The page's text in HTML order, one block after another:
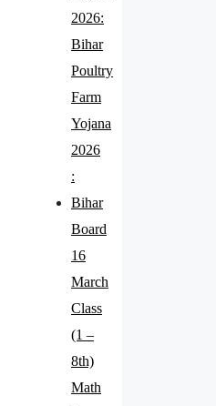
2026:
Bihar
Poultry
Farm
Yojana
2026
:
Bihar
Board
16
March
Class
(1 –
8th)
Math